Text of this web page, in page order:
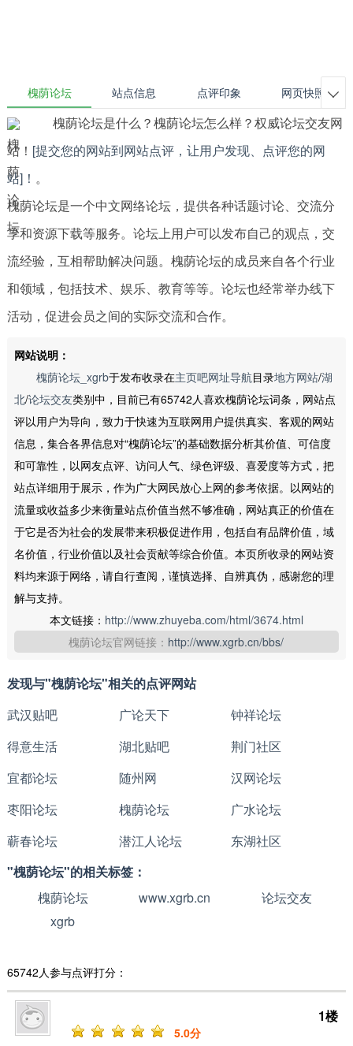
槐荫论坛 站点信息 点评印象 网页快照 
槐荫论坛是什么？槐荫论坛怎么样？权威论坛交友网
站！ [提交您的网站到网站点评，让用户发现、点评您的网
站]！ 。
槐荫论坛是一个中文网络论坛，提供各种话题讨论、交流分
享和资源下载等服务。论坛上用户可以发布自己的观点，交
流经验，互相帮助解决问题。槐荫论坛的成员来自各个行业
和领域，包括技术、娱乐、教育等等。论坛也经常举办线下
活动，促进会员之间的实际交流和合作。
网站说明：
槐荫论坛_xgrb于发布收录在主页吧网址导航目录地方网站/湖
北/论坛交友类别中，目前已有65742人喜欢槐荫论坛词条，网站点
评以用户为导向，致力于快速为互联网用户提供真实、客观的网站
信息，集合各界信息对“槐荫论坛”的基础数据分析其价值、可信度
和可靠性，以网友点评、访问人气、绿色评级、喜爱度等方式，把
站点详细用于展示，作为广大网民放心上网的参考依据。以网站的
流量或收益多少来衡量站点价值当然不够准确，网站真正的价值在
于它是否为社会的发展带来积极促进作用，包括自有品牌价值，域
名价值，行业价值以及社会贡献等综合价值。本页所收录的网站资
料均来源于网络，请自行查阅，谨慎选择、自辨真伪，感谢您的理
解与支持。
本文链接： http://www.zhuyeba.com/html/3674.html
槐荫论坛官网链接： http://www.xgrb.cn/bbs/
发现与"槐荫论坛"相关的点评网站
武汉贴吧
广论天下
钟祥论坛
得意生活
湖北贴吧
荆门社区
宜都论坛
随州网
汉网论坛
枣阳论坛
槐荫论坛
广水论坛
蕲春论坛
潜江人论坛
东湖社区
"槐荫论坛"的相关标签：
槐荫论坛
www.xgrb.cn
论坛交友
xgrb
65742人参与点评打分：
1楼
5.0分